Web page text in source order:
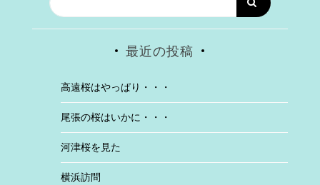
最近の投稿
高遠桜はやっぱり・・・
尾張の桜はいかに・・・
河津桜を見た
横浜訪問